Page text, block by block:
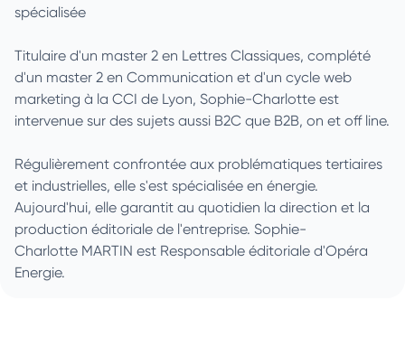
spécialisée
Titulaire d'un master 2 en Lettres Classiques, complété
d'un master 2 en Communication et d'un cycle web
marketing à la CCI de Lyon, Sophie-Charlotte est
intervenue sur des sujets aussi B2C que B2B, on et off line.
Régulièrement confrontée aux problématiques tertiaires
et industrielles, elle s'est spécialisée en énergie.
Aujourd'hui, elle garantit au quotidien la direction et la
production éditoriale de l'entreprise. Sophie-
Charlotte MARTIN est Responsable éditoriale d'Opéra
Energie.